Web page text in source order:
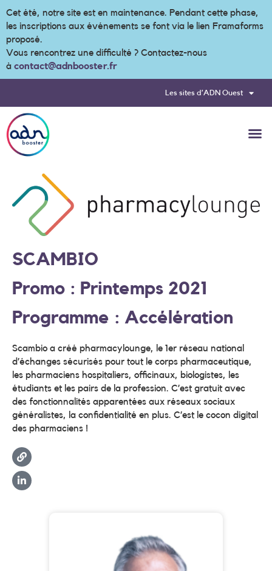
Cet été, notre site est en maintenance. Pendant cette phase,
les inscriptions aux événements se font via le lien Framaforms
proposé.
Vous rencontrez une difficulté ? Contactez-nous
à contact@adnbooster.fr
Les sites d’ADN Ouest
SCAMBIO
Promo : Printemps 2021
Programme : Accélération
Scambio a créé pharmacylounge, le 1er réseau national
d’échanges sécurisés pour tout le corps pharmaceutique,
les pharmaciens hospitaliers, officinaux, biologistes, les
étudiants et les pairs de la profession. C’est gratuit avec
des fonctionnalités apparentées aux réseaux sociaux
généralistes, la confidentialité en plus. C’est le cocon digital
des pharmaciens !